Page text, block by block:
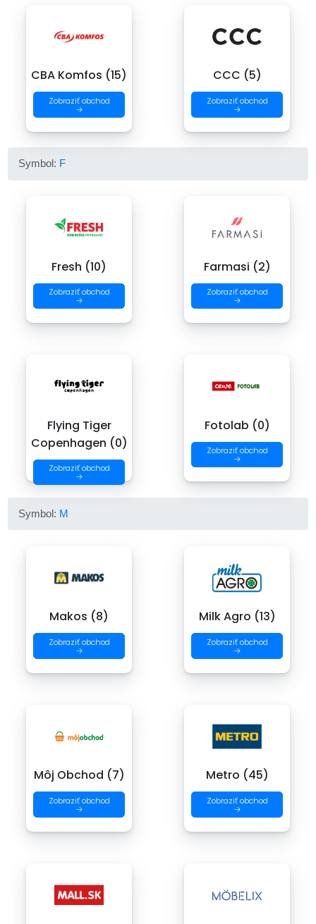
CBA Komfos (15)
Zobraziť obchod
→
CCC (5)
Zobraziť obchod
→
Symbol: F
Fresh (10)
Zobraziť obchod
→
Farmasi (2)
Zobraziť obchod
→
Flying Tiger
Copenhagen (0)
Zobraziť obchod
→
Fotolab (0)
Zobraziť obchod
→
Symbol: M
Makos (8)
Zobraziť obchod
→
Milk Agro (13)
Zobraziť obchod
→
Môj Obchod (7)
Zobraziť obchod
→
Metro (45)
Zobraziť obchod
→